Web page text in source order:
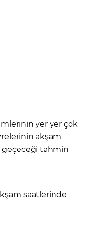
yer yer çok
akşam
geçeceği tahmin
saatlerinde